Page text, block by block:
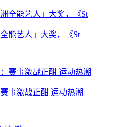
能艺人」大奖，《St
事激战正酣 运动热潮